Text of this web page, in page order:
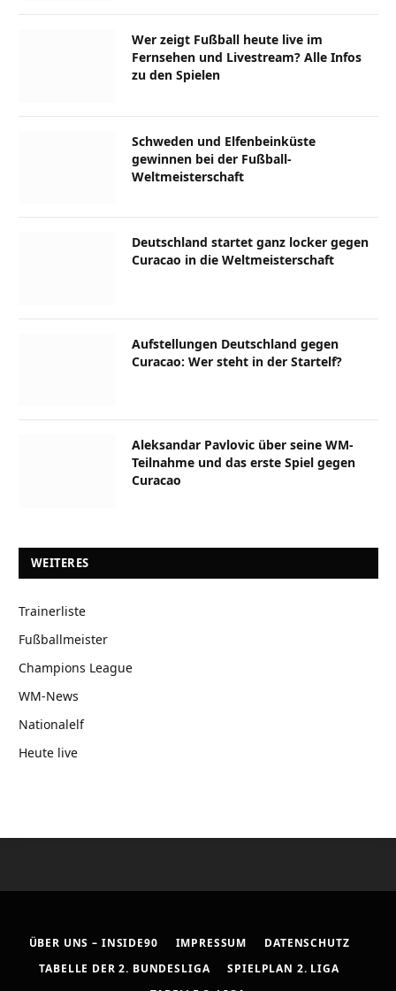
Wer zeigt Fußball heute live im
Fernsehen und Livestream? Alle Infos
zu den Spielen
Schweden und Elfenbeinküste
gewinnen bei der Fußball-
Weltmeisterschaft
Deutschland startet ganz locker gegen
Curacao in die Weltmeisterschaft
Aufstellungen Deutschland gegen
Curacao: Wer steht in der Startelf?
Aleksandar Pavlovic über seine WM-
Teilnahme und das erste Spiel gegen
Curacao
WEITERES
Trainerliste
Fußballmeister
Champions League
WM-News
Nationalelf
Heute live
ÜBER UNS – INSIDE90 IMPRESSUM
DATENSCHUTZ
TABELLE DER 2. BUNDESLIGA
SPIELPLAN 2. LIGA